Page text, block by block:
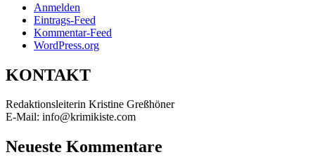
Anmelden
Eintrags-Feed
Kommentar-Feed
WordPress.org
KONTAKT
Redaktionsleiterin Kristine Greßhöner
E-Mail: info@krimikiste.com
Neueste Kommentare